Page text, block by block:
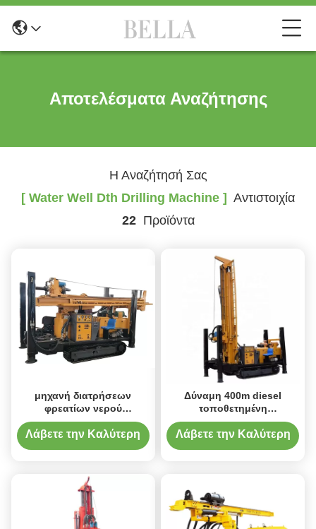
Αποτελέσματα Αναζήτησης
Η Αναζήτησή Σας
[ Water Well Dth Drilling Machine ] Αντιστοιχία
22Προϊόντα
μηχανή διατρήσεων
φρεατίων νερού
μεταλλείας γεωτρήσεων
300m DTH
Λάβετε την Καλύτερη
Δύναμη 400m diesel
τοποθετημένη
αντιολισθητική αλυσίδα
μηχανή διατρήσεων αέρα
Λάβετε την Καλύτερη